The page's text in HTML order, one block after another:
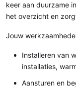
keer aan duurzame
het overzicht en
Jouw
Installeren van
installaties,
Aansturen en